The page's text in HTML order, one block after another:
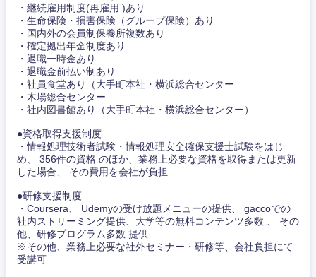
・継続雇用制度(再雇用 )あり
・生命保険・損害保険（グループ保険）あり
・国内外の会員制保養所複数あり
・確定拠出年金制度あり
・退職一時金あり
・退職金前払い制あり
・社員食堂あり（大手町本社・横浜総合センター
・木場総合センター
・社内図書館あり（大手町本社・横浜総合センター）
●資格取得支援制度
・情報処理技術者試験・情報処理安全確保支援士試験をはじ
め、 356件の資格 のほか、業務上必要な資格を取得または更新
した場合、 その費用を会社が負担
●研修支援制度
・Coursera、 Udemyの受け放題メニューの提供、 gaccoでの
社内ストリーミング提供、大学等の無料コンテンツ多数 、 その
他、研修プログラム多数 提供
※その他、業務上必要な社外セミナー・研修等、会社負担にて
受講可
新潟県
石川県
山梨県 長野県